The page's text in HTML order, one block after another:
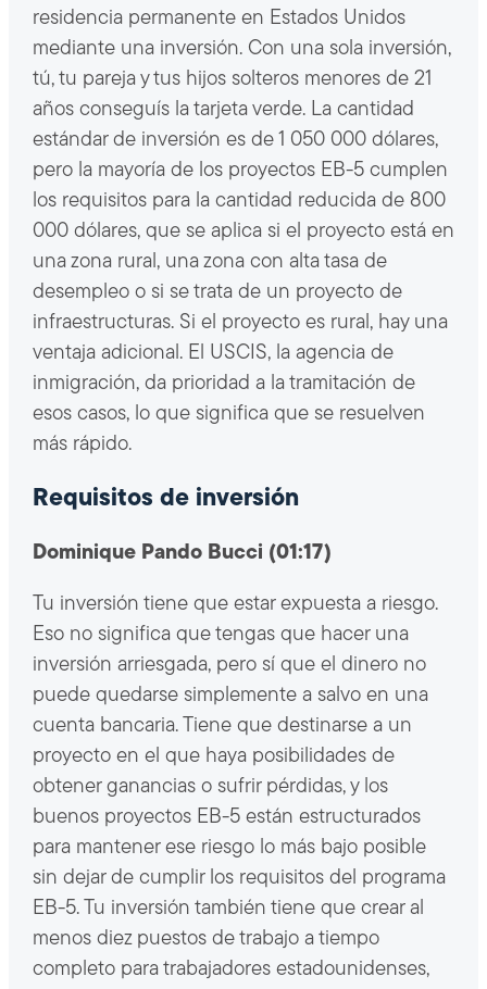
residencia permanente en Estados Unidos
mediante una inversión. Con una sola inversión,
tú, tu pareja y tus hijos solteros menores de 21
años conseguís la tarjeta verde. La cantidad
estándar de inversión es de 1 050 000 dólares,
pero la mayoría de los proyectos EB-5 cumplen
los requisitos para la cantidad reducida de 800
000 dólares, que se aplica si el proyecto está en
una zona rural, una zona con alta tasa de
desempleo o si se trata de un proyecto de
infraestructuras. Si el proyecto es rural, hay una
ventaja adicional. El USCIS, la agencia de
inmigración, da prioridad a la tramitación de
esos casos, lo que significa que se resuelven
más rápido.
Requisitos de inversión
Dominique Pando Bucci (01:17)
Tu inversión tiene que estar expuesta a riesgo.
Eso no significa que tengas que hacer una
inversión arriesgada, pero sí que el dinero no
puede quedarse simplemente a salvo en una
cuenta bancaria. Tiene que destinarse a un
proyecto en el que haya posibilidades de
obtener ganancias o sufrir pérdidas, y los
buenos proyectos EB-5 están estructurados
para mantener ese riesgo lo más bajo posible
sin dejar de cumplir los requisitos del programa
EB-5. Tu inversión también tiene que crear al
menos diez puestos de trabajo a tiempo
completo para trabajadores estadounidenses,